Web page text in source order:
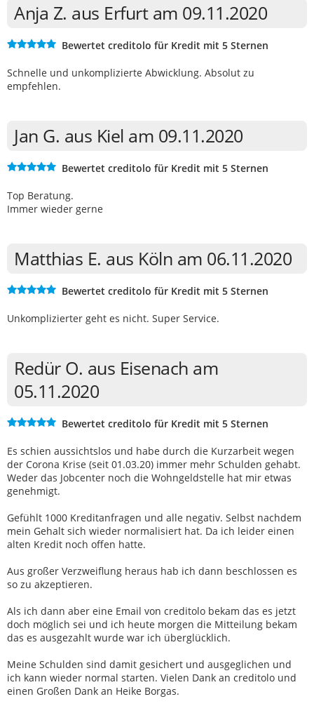
Anja Z. aus Erfurt am 09.11.2020
Bewertet creditolo für Kredit mit 5 Sternen
Schnelle und unkomplizierte Abwicklung. Absolut zu
empfehlen.
Jan G. aus Kiel am 09.11.2020
Bewertet creditolo für Kredit mit 5 Sternen
Top Beratung.
Immer wieder gerne
Matthias E. aus Köln am 06.11.2020
Bewertet creditolo für Kredit mit 5 Sternen
Unkomplizierter geht es nicht. Super Service.
Redür O. aus Eisenach am
05.11.2020
Bewertet creditolo für Kredit mit 5 Sternen
Es schien aussichtslos und habe durch die Kurzarbeit wegen
der Corona Krise (seit 01.03.20) immer mehr Schulden gehabt.
Weder das Jobcenter noch die Wohngeldstelle hat mir etwas
genehmigt.
Gefühlt 1000 Kreditanfragen und alle negativ. Selbst nachdem
mein Gehalt sich wieder normalisiert hat. Da ich leider einen
alten Kredit noch offen hatte.
Aus großer Verzweiflung heraus hab ich dann beschlossen es
so zu akzeptieren.
Als ich dann aber eine Email von creditolo bekam das es jetzt
doch möglich sei und ich heute morgen die Mitteilung bekam
das es ausgezahlt wurde war ich überglücklich.
Meine Schulden sind damit gesichert und ausgeglichen und
ich kann wieder normal starten. Vielen Dank an creditolo und
einen Großen Dank an Heike Borgas.